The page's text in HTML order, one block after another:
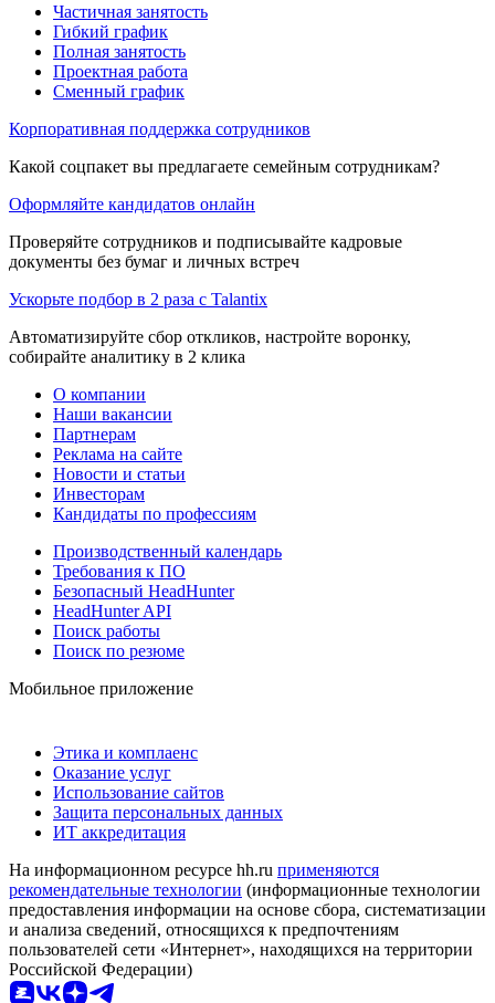
Частичная занятость
Гибкий график
Полная занятость
Проектная работа
Сменный график
Корпоративная поддержка сотрудников
Какой соцпакет вы предлагаете семейным сотрудникам?
Оформляйте кандидатов онлайн
Проверяйте сотрудников и подписывайте кадровые
документы без бумаг и личных встреч
Ускорьте подбор в 2 раза с Talantix
Автоматизируйте сбор откликов, настройте воронку,
собирайте аналитику в 2 клика
О компании
Наши вакансии
Партнерам
Реклама на сайте
Новости и статьи
Инвесторам
Кандидаты по профессиям
Производственный календарь
Требования к ПО
Безопасный HeadHunter
HeadHunter API
Поиск работы
Поиск по резюме
Мобильное приложение
Этика и комплаенс
Оказание услуг
Использование сайтов
Защита персональных данных
ИТ аккредитация
На информационном ресурсе hh.ru применяются
рекомендательные технологии (информационные технологии
предоставления информации на основе сбора, систематизации
и анализа сведений, относящихся к предпочтениям
пользователей сети «Интернет», находящихся на территории
Российской Федерации)